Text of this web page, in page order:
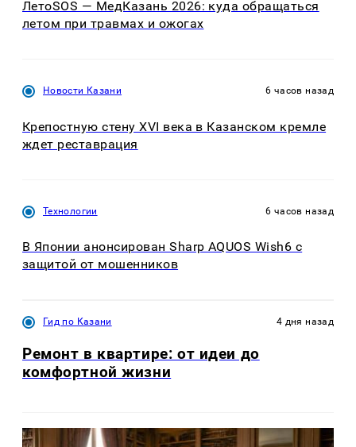
ЛетоSOS — МедКазань 2026: куда обращаться
летом при травмах и ожогах
Новости Казани 6 часов назад
Крепостную стену XVI века в Казанском кремле
ждет реставрация
Технологии 6 часов назад
В Японии анонсирован Sharp AQUOS Wish6 с
защитой от мошенников
Гид по Казани 4 дня назад
Ремонт в квартире: от идеи до
комфортной жизни